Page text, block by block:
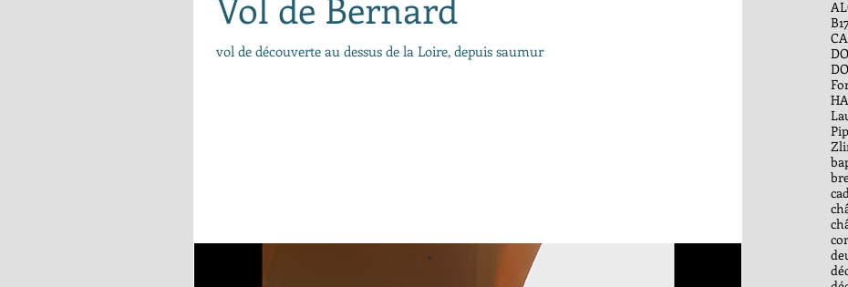
vol de découverte au dessus de la Loire, depuis saumur